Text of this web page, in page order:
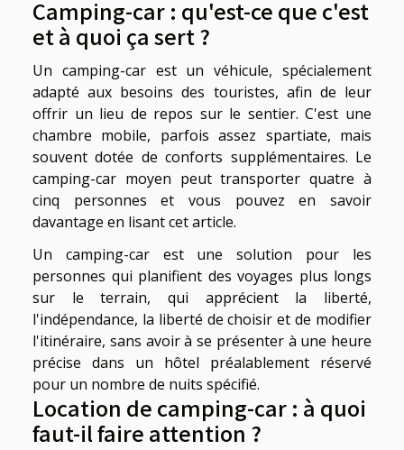
Camping-car : qu'est-ce que c'est
et à quoi ça sert ?
Un camping-car est un véhicule, spécialement
adapté aux besoins des touristes, afin de leur
offrir un lieu de repos sur le sentier. C'est une
chambre mobile, parfois assez spartiate, mais
souvent dotée de conforts supplémentaires. Le
camping-car moyen peut transporter quatre à
cinq personnes et vous pouvez en savoir
davantage en lisantcet article.
Un camping-car est une solution pour les
personnes qui planifient des voyages plus longs
sur le terrain, qui apprécient la liberté,
l'indépendance, la liberté de choisir et de modifier
l'itinéraire, sans avoir à se présenter à une heure
précise dans un hôtel préalablement réservé
pour un nombre de nuits spécifié.
Location de camping-car : à quoi
faut-il faire attention ?